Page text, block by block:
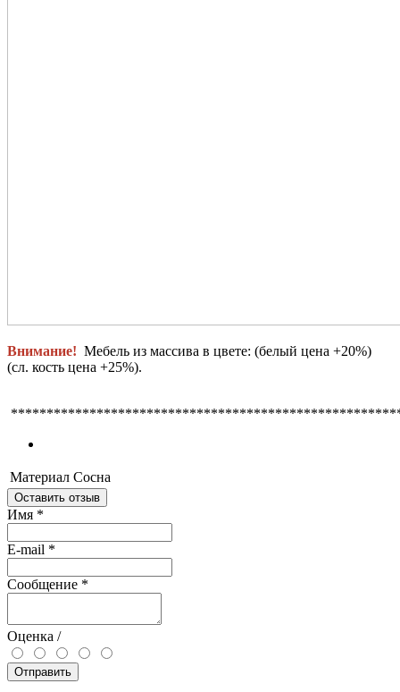
Внимание! Мебель из массива в цвете: (белый цена +20%)
(сл. кость цена +25%).
Материал Сосна
Оставить отзыв
Имя *
E-mail *
Сообщение *
Оценка /
Отправить